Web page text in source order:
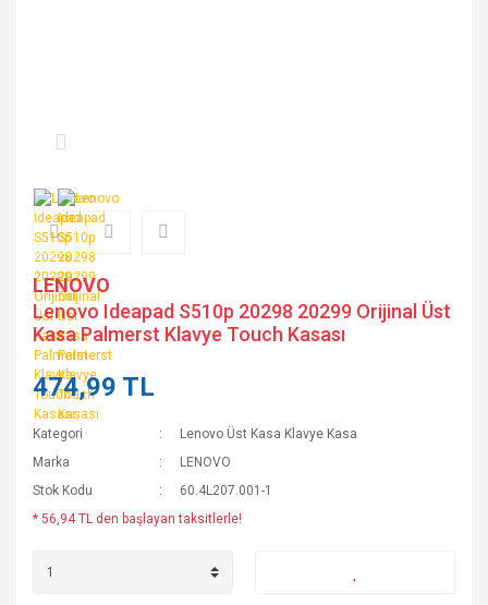
LENOVO
Lenovo Ideapad S510p 20298 20299 Orijinal Üst
Kasa Palmerst Klavye Touch Kasası
474,99 TL
Kategori
Lenovo Üst Kasa Klavye Kasa
Marka
LENOVO
Stok Kodu
60.4L207.001-1
* 56,94 TL den başlayan taksitlerle!